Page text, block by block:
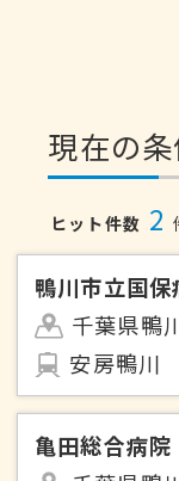
現在の
ヒット件数 2
鴨川市立国保
千葉県鴨
安房鴨川
亀田総合病院